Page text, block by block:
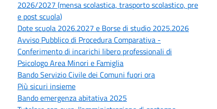
2026/2027 (mensa scolastica, trasporto scolastico, pre
e post scuola)
Dote scuola 2026.2027 e Borse di studio 2025.2026
Avviso Pubblico di Procedura Comparativa -
Conferimento di incarichi libero professionali di
Psicologo Area Minori e Famiglia
Bando Servizio Civile dei Comuni fuori ora
Più sicuri insieme
Bando emergenza abitativa 2025